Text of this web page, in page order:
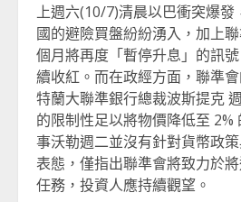
上週六(10/7)清晨以巴衝突爆發
國的避險買盤紛紛湧入，加上
個月將再度「暫停升息」的訊
續收紅。而在政經方面，聯準
特蘭大聯準銀行總裁波斯提克
的限制性足以將物價降低至 2%
事沃勒週二並沒有針對貨幣政
表態，僅指出聯準會將致力於
任務，投資人應持續觀望。